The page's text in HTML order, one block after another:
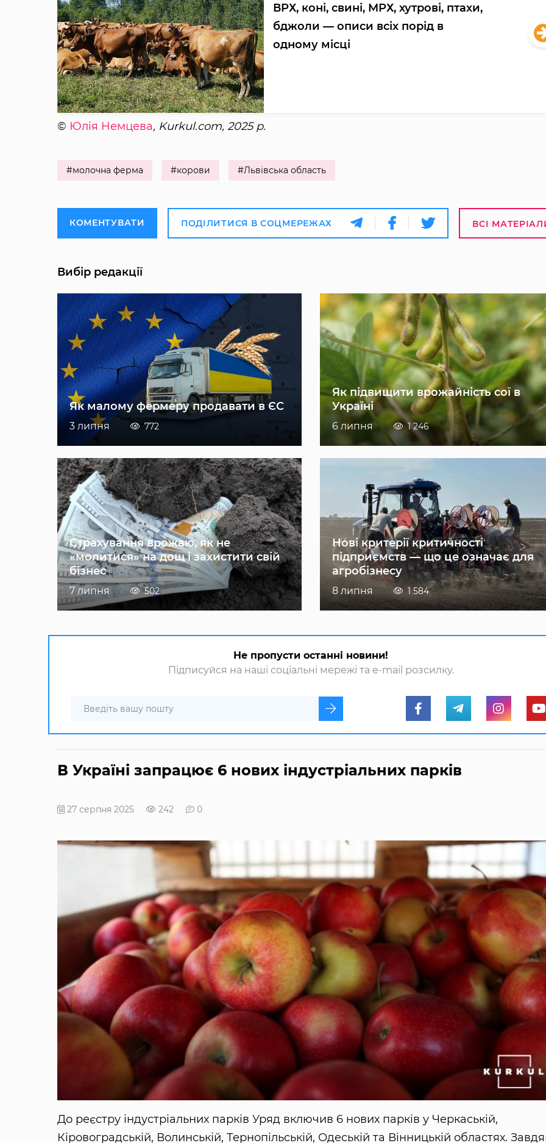
ВРХ, коні, свині, МРХ, хутрові, птахи,
бджоли — описи всіх порід в
одному місці
© Юлія Немцева, Kurkul.com, 2025 р.
#молочна ферма #корови #Львівська область
КОМЕНТУВАТИ ПОДІЛИТИСЯ В СОЦМЕРЕЖАХ ВСІ
Вибір редакції
Як малому фермеру продавати в ЄС
3 липня 772
Як підвищити врожайність сої в
Україні
6 липня 1 246
Страхування врожаю, як не
«молитися» на дощ і захистити свій
бізнес
7 липня 502
Нові критерії критичності
підприємств — що це означає для
агробізнесу
8 липня 1 584
Не пропусти останні новини!
Підписуйся на наші соціальні мережі та e-mail розсилку.
В Україні запрацює 6 нових індустріальних парків
27 серпня 2025 242 0
До реєстру індустріальних парків Уряд включив 6 нових парків у Черкаській,
Кіровоградській, Волинській, Тернопільській, Одеській та Вінницькій областях.